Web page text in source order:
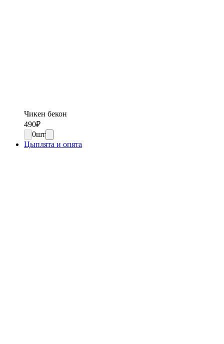
Чикен бекон
490₽
0шт
Цыплята и опята